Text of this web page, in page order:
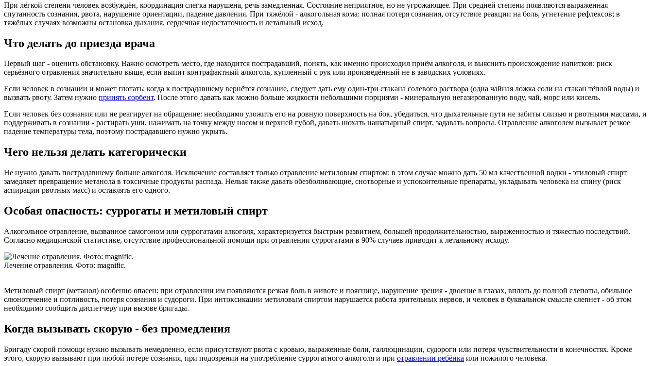
При лёгкой степени человек возбуждён, координация слегка нарушена, речь замедленная. Состояние неприятное, но не угрожающее. При средней степени появляются выраженная
спутанность сознания, рвота, нарушение ориентации, падение давления. При тяжёлой - алкогольная кома: полная потеря сознания, отсутствие реакции на боль, угнетение рефлексов; в
тяжёлых случаях возможны остановка дыхания, сердечная недостаточность и летальный исход.
Что делать до приезда врача
Первый шаг - оценить обстановку. Важно осмотреть место, где находится пострадавший, понять, как именно происходил приём алкоголя, и выяснить происхождение напитков: риск
серьёзного отравления значительно выше, если выпит контрафактный алкоголь, купленный с рук или произведённый не в заводских условиях.
Если человек в сознании и может глотать: когда к пострадавшему вернётся сознание, следует дать ему один-три стакана солевого раствора (одна чайная ложка соли на стакан тёплой воды) и
вызвать рвоту. Затем нужно принять сорбент. После этого давать как можно больше жидкости небольшими порциями - минеральную негазированную воду, чай, морс или кисель.
Если человек без сознания или не реагирует на обращение: необходимо уложить его на ровную поверхность на бок, убедиться, что дыхательные пути не забиты слизью и рвотными массами, и
поддерживать в сознании - растирать уши, нажимать на точку между носом и верхней губой, давать нюхать нашатырный спирт, задавать вопросы. Отравление алкоголем вызывает резкое
падение температуры тела, поэтому пострадавшего нужно укрыть.
Чего нельзя делать категорически
Не нужно давать пострадавшему больше алкоголя. Исключение составляет только отравление метиловым спиртом: в этом случае можно дать 50 мл качественной водки - этиловый спирт
замедляет превращение метанола в токсичные продукты распада. Нельзя также давать обезболивающие, снотворные и успокоительные препараты, укладывать человека на спину (риск
аспирации рвотных масс) и оставлять его одного.
Особая опасность: суррогаты и метиловый спирт
Алкогольное отравление, вызванное самогоном или суррогатами алкоголя, характеризуется быстрым развитием, большей продолжительностью, выраженностью и тяжестью последствий.
Согласно медицинской статистике, отсутствие профессиональной помощи при отравлении суррогатами в 90% случаев приводит к летальному исходу.
Лечение отравления. Фото: magnific.
Метиловый спирт (метанол) особенно опасен: при отравлении им появляются резкая боль в животе и пояснице, нарушение зрения - двоение в глазах, вплоть до полной слепоты, обильное
слюнотечение и потливость, потеря сознания и судороги. При интоксикации метиловым спиртом нарушается работа зрительных нервов, и человек в буквальном смысле слепнет - об этом
необходимо сообщить диспетчеру при вызове бригады.
Когда вызывать скорую - без промедления
Бригаду скорой помощи нужно вызывать немедленно, если присутствуют рвота с кровью, выраженные боли, галлюцинации, судороги или потеря чувствительности в конечностях. Кроме
этого, скорую вызывают при любой потере сознания, при подозрении на употребление суррогатного алкоголя и при отравлении ребёнка или пожилого человека.